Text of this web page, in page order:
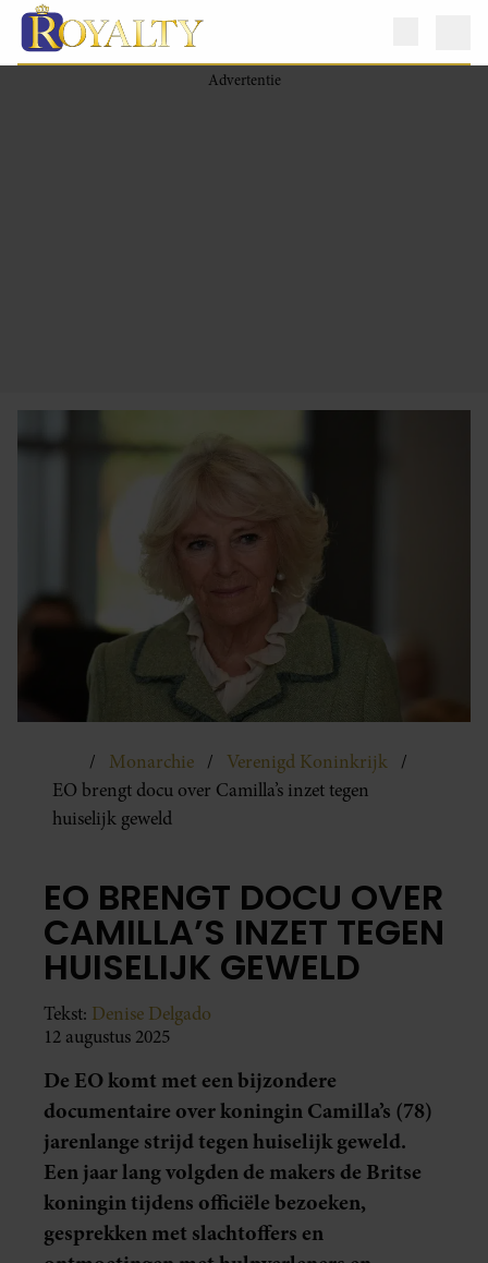
Monarchie
Verenigd Koninkrijk
EO brengt docu over Camilla’s inzet tegen
huiselijk geweld
EO BRENGT DOCU OVER
CAMILLA’S INZET TEGEN
HUISELIJK GEWELD
Tekst: Denise Delgado
12 augustus 2025
De EO komt met een bijzondere
documentaire over koningin Camilla’s (78)
jarenlange strijd tegen huiselijk geweld.
Een jaar lang volgden de makers de Britse
koningin tijdens officiële bezoeken,
gesprekken met slachtoffers en